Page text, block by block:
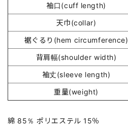
袖口(cuff length)
天巾(collar)
裾ぐるり(hem circumference)
背肩幅(shoulder width)
袖丈(sleeve length)
重量(weight)
綿 85％ ポリエステル 15％